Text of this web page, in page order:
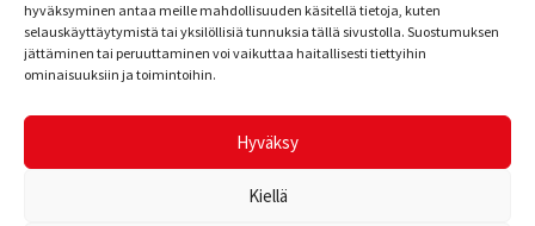
hyväksyminen antaa meille mahdollisuuden käsitellä tietoja, kuten
selauskäyttäytymistä tai yksilöllisiä tunnuksia tällä sivustolla. Suostumuksen
jättäminen tai peruuttaminen voi vaikuttaa haitallisesti tiettyihin
ominaisuuksiin ja toimintoihin.
Hyväksy
Kiellä
Puh. 09 221 7088
info at supermotocenter.fi
Maanantai - Tiistai 09.00 - 17.00